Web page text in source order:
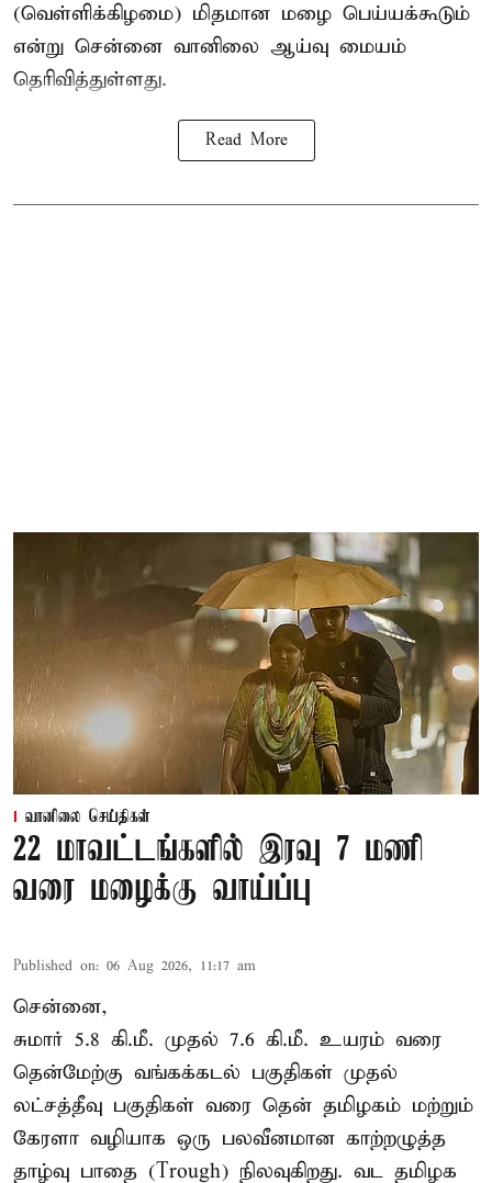
(வெள்ளிக்கிழமை) மிதமான மழை பெய்யக்கூடும்
என்று சென்னை வானிலை ஆய்வு மையம்
தெரிவித்துள்ளது.
Read More
வானிலை செய்திகள்
22 மாவட்டங்களில் இரவு 7 மணி
வரை மழைக்கு வாய்ப்பு
Published on: 06 Aug 2026, 11:17 am
சென்னை,
சுமார் 5.8 கி.மீ. முதல் 7.6 கி.மீ. உயரம் வரை
தென்மேற்கு வங்கக்கடல் பகுதிகள் முதல்
லட்சத்தீவு பகுதிகள் வரை தென் தமிழகம் மற்றும்
கேரளா வழியாக ஒரு பலவீனமான காற்றழுத்த
தாழ்வு பாதை (Trough) நிலவுகிறது. வட தமிழக